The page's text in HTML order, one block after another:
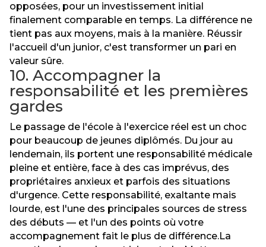
opposées, pour un investissement initial
finalement comparable en temps. La différence ne
tient pas aux moyens, mais à la manière. Réussir
l'accueil d'un junior, c'est transformer un pari en
valeur sûre.
10. Accompagner la
responsabilité et les premières
gardes
Le passage de l'école à l'exercice réel est un choc
pour beaucoup de jeunes diplômés. Du jour au
lendemain, ils portent une responsabilité médicale
pleine et entière, face à des cas imprévus, des
propriétaires anxieux et parfois des situations
d'urgence. Cette responsabilité, exaltante mais
lourde, est l'une des principales sources de stress
des débuts — et l'un des points où votre
accompagnement fait le plus de différence.La